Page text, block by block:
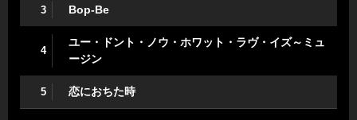
3 Bop-Be
4
ユー・ドント・ノウ・ホワット・ラヴ・イズ～ミュ
ージン
5 恋におちた時